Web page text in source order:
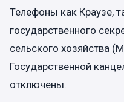
Телефоны как Краузе,
государственного
сельского хозяйства
Государственной
отключены.